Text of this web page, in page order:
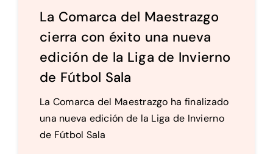
La Comarca del Maestrazgo
cierra con éxito una nueva
edición de la Liga de Invierno
de Fútbol Sala
La Comarca del Maestrazgo ha finalizado
una nueva edición de la Liga de Invierno
de Fútbol Sala